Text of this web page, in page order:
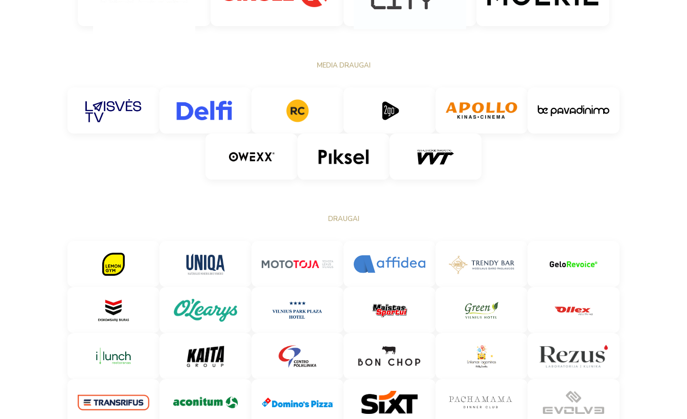
DRAUGAI
MEDIA DRAUGAI